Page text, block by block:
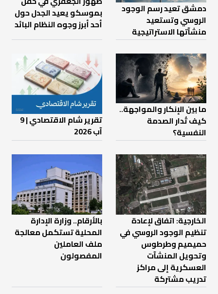
دمشق تعيد رسم الوجود
الروسي وتستعيد
منشآتها الاستراتيجية
بموسكو يعيد الجدل حول
أحد أبرز وجوه النظام البائد
ما بين الإنكار والمواجهة..
كيف تُدار الصدمة
النفسية؟
تقرير شام الاقتصادي | 9
آب 2026
الخارجية: اتفاق لإعادة
تنظيم الوجود الروسي في
حميميم وطرطوس
وتحويل المنشآت
العسكرية إلى مراكز
تدريب مشتركة
بالأرقام.. وزارة الإدارة
المحلية تستكمل معالجة
ملف العاملين
المفصولون